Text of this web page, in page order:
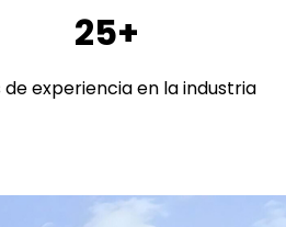
25+
de experiencia en la industria